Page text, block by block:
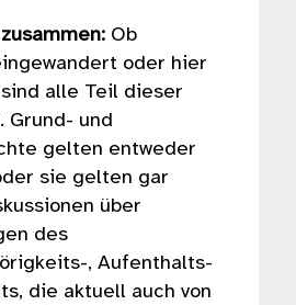
Ob
oder hier
alle Teil dieser
Grund- und
gelten entweder
sie gelten gar
über
des
, Aufenthalts-
die aktuell auch von